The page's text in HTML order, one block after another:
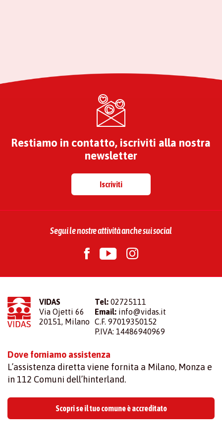
Restiamo in contatto, iscriviti alla nostra
newsletter
Iscriviti
Segui le nostre attività anche sui social
VIDAS
Via Ojetti 66
20151, Milano
Tel: 02725111
Email: info@vidas.it
C.F. 97019350152
P.IVA: 14486940969
Dove forniamo assistenza
L’assistenza diretta viene fornita a Milano, Monza e
in 112 Comuni dell’hinterland.
Scopri se il tuo comune è accreditato